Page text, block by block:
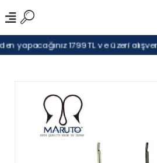
yapacağınız 1799TL ve üzeri